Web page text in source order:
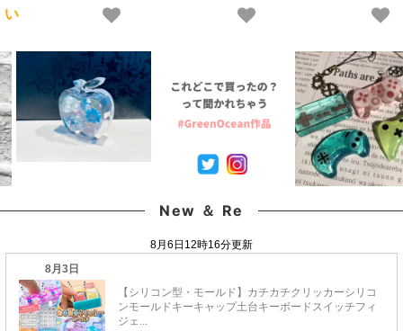
液 安い おすすめ
い
GreenOceanオリジナ
New ＆ Re